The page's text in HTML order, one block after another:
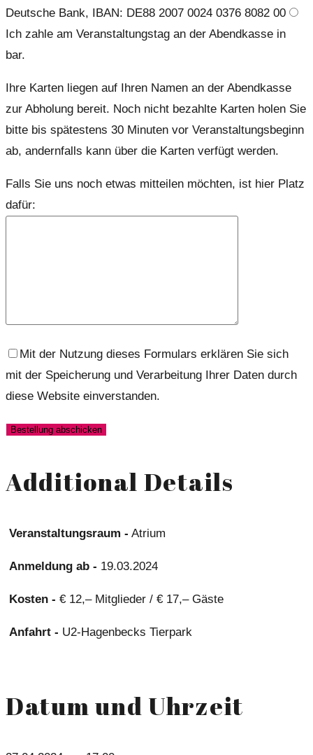
Deutsche Bank, IBAN: DE88 2007 0024 0376 8082 00
Ich zahle am Veranstaltungstag an der Abendkasse in
bar.
Ihre Karten liegen auf Ihren Namen an der Abendkasse
zur Abholung bereit. Noch nicht bezahlte Karten holen Sie
bitte bis spätestens 30 Minuten vor Veranstaltungsbeginn
ab, andernfalls kann über die Karten verfügt werden.
Falls Sie uns noch etwas mitteilen möchten, ist hier Platz
dafür:
Mit der Nutzung dieses Formulars erklären Sie sich
mit der Speicherung und Verarbeitung Ihrer Daten durch
diese Website einverstanden.
Additional Details
Veranstaltungsraum - Atrium
Anmeldung ab - 19.03.2024
Kosten - € 12,– Mitglieder / € 17,– Gäste
Anfahrt - U2-Hagenbecks Tierpark
Datum und Uhrzeit